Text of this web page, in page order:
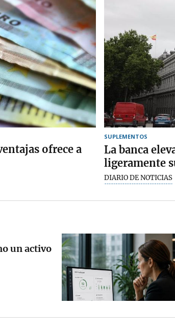
ofrece a
SUPLEMENTOS
La banca
ligeramente
DIARIO DE NOTICIAS
un activo